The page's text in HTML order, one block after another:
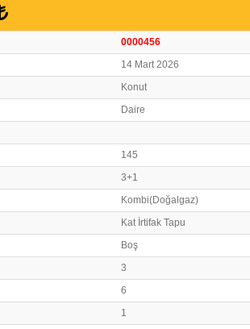
0000456
14 Mart 2026
Konut
Daire
145
3+1
Kombi(Doğalgaz)
Kat İrtifak Tapu
Boş
3
6
1